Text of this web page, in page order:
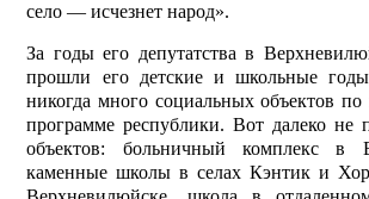
село — исчезнет народ».
За годы его депутатства в
прошли его детские и школьные
никогда много социальных объектов
программе республики. Вот далеко не
объектов: больничный комплекс в
каменные школы в селах Кэнтик и